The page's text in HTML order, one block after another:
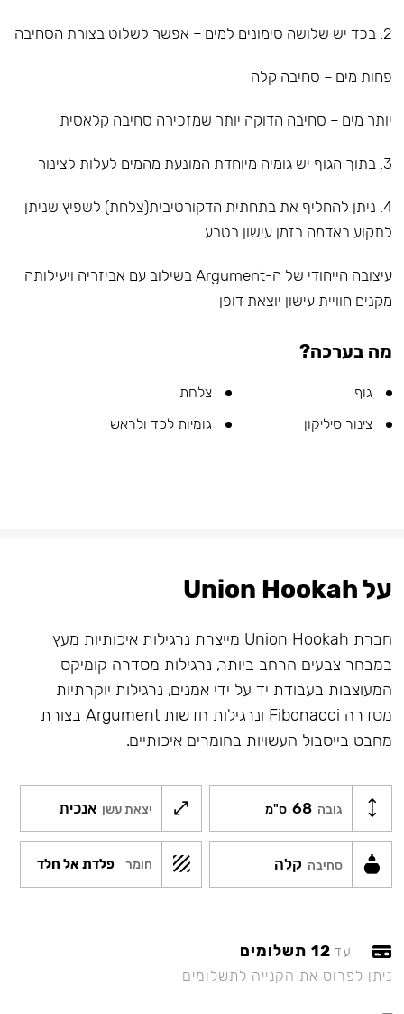
2. בכד יש שלושה סימונים למים – אפשר לשלוט בצורת הסחיבה
פחות מים – סחיבה קלה
יותר מים – סחיבה הדוקה יותר שמזכירה סחיבה קלאסית
3. בתוך הגוף יש גומיה מיוחדת המונעת מהמים לעלות לצינור
4. ניתן להחליף את בתחתית הדקורטיבית(צלחת) לשפיץ שניתן
לתקוע באדמה בזמן עישון בטבע
עיצובה הייחודי של ה-Argument בשילוב עם אביזריה ויעילותה
מקנים חוויית עישון יוצאת דופן
מה בערכה?
גוף
צלחת
צינור סיליקון
גומיות לכד ולראש
על Union Hookah
חברת Union Hookah מייצרת נרגילות איכותיות מעץ
במבחר צבעים הרחב ביותר, נרגילות מסדרה קומיקס
המעוצבות בעבודת יד על ידי אמנים, נרגילות יוקרתיות
מסדרה Fibonacci ונרגילות חדשות Argument בצורת
מחבט בייסבול העשויות בחומרים איכותיים.
גובה 68 ס"מ יצאת עשן אנכית
סחיבה קלה חומר פלדת אל חלד
עד 12 תשלומים
ניתן לפרוס את הקנייה לתשלומים